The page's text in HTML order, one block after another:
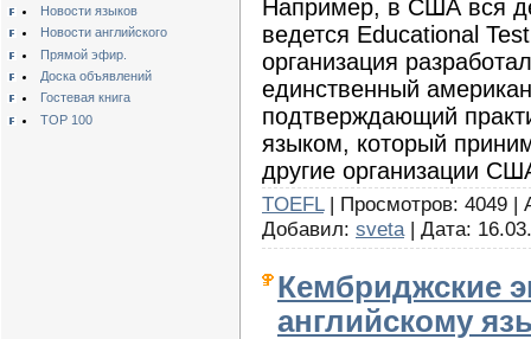
Новости языков
Новости английского
Прямой эфир.
Доска объявлений
Гостевая книга
TOP 100
Например, в США вся
ведется Educational
организация
единственный
подтверждающий
языком, который
другие организации
TOEFL| Просмотров: 4049
Добавил: sveta | Дата:
Кембриджские
английскому